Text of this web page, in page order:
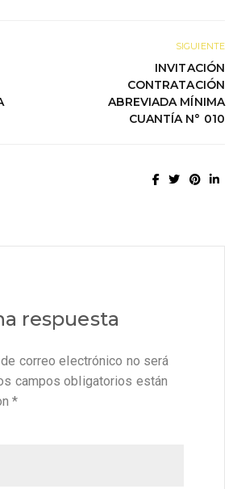
SIGUIENTE
INVITACIÓN
CONTRATACIÓN
ABREVIADA MÍNIMA
CUANTÍA N° 010
respuesta
correo electrónico no será
campos obligatorios están
*